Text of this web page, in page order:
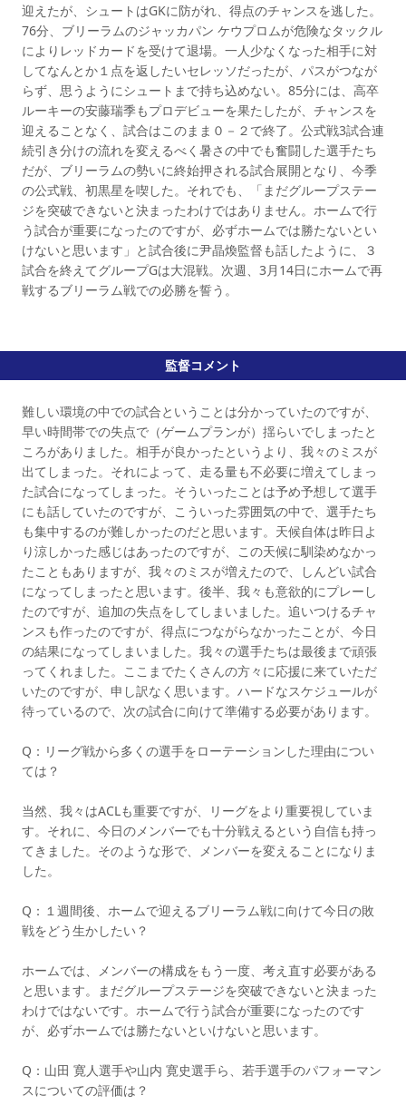
迎えたが、シュートはGKに防がれ、得点のチャンスを逃した。
76分、ブリーラムのジャッカパン ケウプロムが危険なタックル
によりレッドカードを受けて退場。一人少なくなった相手に対
してなんとか１点を返したいセレッソだったが、パスがつなが
らず、思うようにシュートまで持ち込めない。85分には、高卒
ルーキーの安藤瑞季もプロデビューを果たしたが、チャンスを
迎えることなく、試合はこのまま０－２で終了。公式戦3試合連
続引き分けの流れを変えるべく暑さの中でも奮闘した選手たち
だが、ブリーラムの勢いに終始押される試合展開となり、今季
の公式戦、初黒星を喫した。それでも、「まだグループステー
ジを突破できないと決まったわけではありません。ホームで行
う試合が重要になったのですが、必ずホームでは勝たないとい
けないと思います」と試合後に尹晶煥監督も話したように、３
試合を終えてグループGは大混戦。次週、3月14日にホームで再
戦するブリーラム戦での必勝を誓う。
監督コメント
難しい環境の中での試合ということは分かっていたのですが、
早い時間帯での失点で（ゲームプランが）揺らいでしまったと
ころがありました。相手が良かったというより、我々のミスが
出てしまった。それによって、走る量も不必要に増えてしまっ
た試合になってしまった。そういったことは予め予想して選手
にも話していたのですが、こういった雰囲気の中で、選手たち
も集中するのが難しかったのだと思います。天候自体は昨日よ
り涼しかった感じはあったのですが、この天候に馴染めなかっ
たこともありますが、我々のミスが増えたので、しんどい試合
になってしまったと思います。後半、我々も意欲的にプレーし
たのですが、追加の失点をしてしまいました。追いつけるチャ
ンスも作ったのですが、得点につながらなかったことが、今日
の結果になってしまいました。我々の選手たちは最後まで頑張
ってくれました。ここまでたくさんの方々に応援に来ていただ
いたのですが、申し訳なく思います。ハードなスケジュールが
待っているので、次の試合に向けて準備する必要があります。
Q：リーグ戦から多くの選手をローテーションした理由につい
ては？
当然、我々はACLも重要ですが、リーグをより重要視していま
す。それに、今日のメンバーでも十分戦えるという自信も持っ
てきました。そのような形で、メンバーを変えることになりま
した。
Q：１週間後、ホームで迎えるブリーラム戦に向けて今日の敗
戦をどう生かしたい？
ホームでは、メンバーの構成をもう一度、考え直す必要がある
と思います。まだグループステージを突破できないと決まった
わけではないです。ホームで行う試合が重要になったのです
が、必ずホームでは勝たないといけないと思います。
Q：山田 寛人選手や山内 寛史選手ら、若手選手のパフォーマン
スについての評価は？